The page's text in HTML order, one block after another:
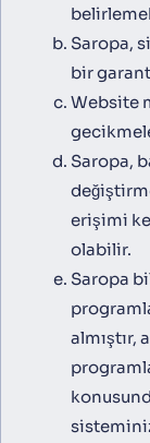
Saropa,
bir
Website
Saropa,
erişimi
olabilir.
Saropa
almıştır,